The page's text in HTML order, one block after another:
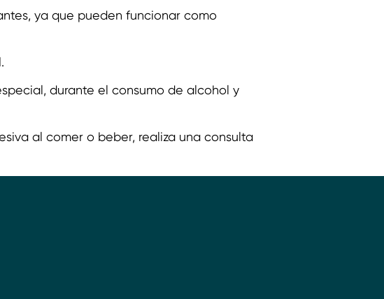
ya que pueden funcionar como
durante el consumo de alcohol y
al comer o beber, realiza una consulta